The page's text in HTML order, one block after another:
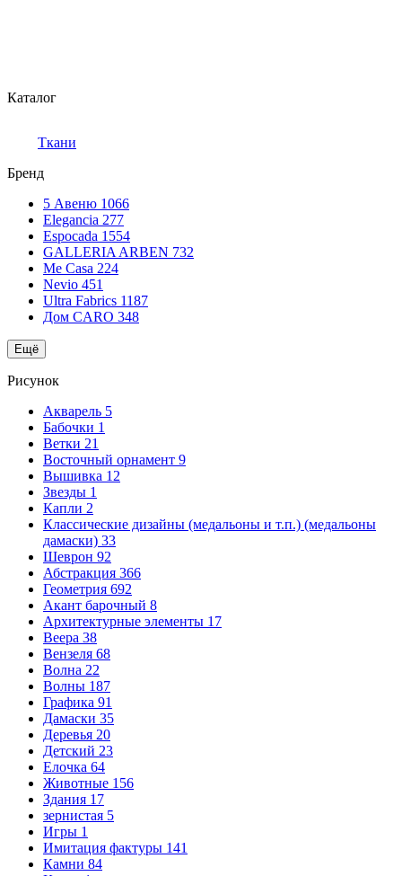
Каталог
Ткани
Бренд
5 Авеню 1066
Elegancia 277
Espocada 1554
GALLERIA ARBEN 732
Me Casa 224
Nevio 451
Ultra Fabrics 1187
Дом CARO 348
Ещё
Рисунок
Акварель 5
Бабочки 1
Ветки 21
Восточный орнамент 9
Вышивка 12
Звезды 1
Капли 2
Классические дизайны (медальоны и т.п.) (медальоны
дамаски) 33
Шеврон 92
Абстракция 366
Геометрия 692
Акант барочный 8
Архитектурные элементы 17
Веера 38
Вензеля 68
Волна 22
Волны 187
Графика 91
Дамаски 35
Деревья 20
Детский 23
Елочка 64
Животные 156
Здания 17
зернистая 5
Игры 1
Имитация фактуры 141
Камни 84